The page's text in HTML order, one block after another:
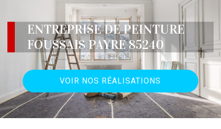
ENTREPRISE DE PEINTURE
FOUSSAIS PAYRE 85240
VOIR NOS RÉALISATIONS